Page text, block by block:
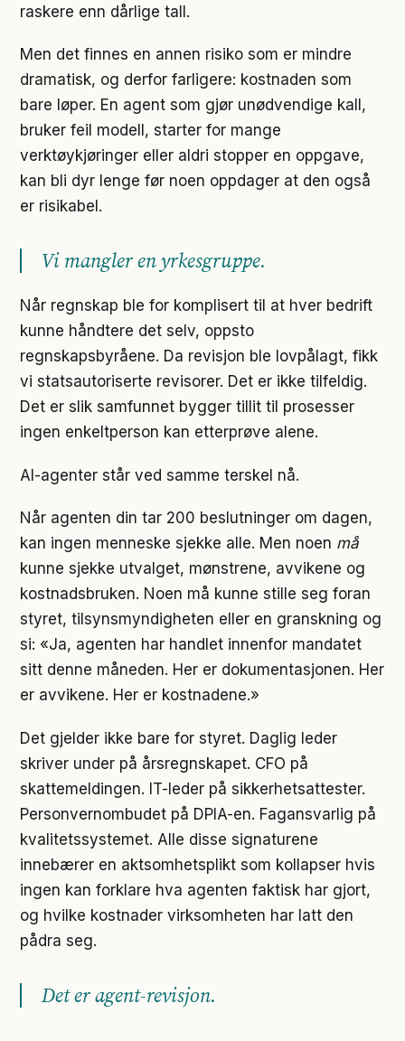
raskere enn dårlige tall.
Men det finnes en annen risiko som er mindre
dramatisk, og derfor farligere: kostnaden som
bare løper. En agent som gjør unødvendige kall,
bruker feil modell, starter for mange
verktøykjøringer eller aldri stopper en oppgave,
kan bli dyr lenge før noen oppdager at den også
er risikabel.
Vi mangler en yrkesgruppe.
Når regnskap ble for komplisert til at hver bedrift
kunne håndtere det selv, oppsto
regnskapsbyråene. Da revisjon ble lovpålagt, fikk
vi statsautoriserte revisorer. Det er ikke tilfeldig.
Det er slik samfunnet bygger tillit til prosesser
ingen enkeltperson kan etterprøve alene.
AI-agenter står ved samme terskel nå.
Når agenten din tar 200 beslutninger om dagen,
kan ingen menneske sjekke alle. Men noen må
kunne sjekke utvalget, mønstrene, avvikene og
kostnadsbruken. Noen må kunne stille seg foran
styret, tilsynsmyndigheten eller en granskning og
si: «Ja, agenten har handlet innenfor mandatet
sitt denne måneden. Her er dokumentasjonen. Her
er avvikene. Her er kostnadene.»
Det gjelder ikke bare for styret. Daglig leder
skriver under på årsregnskapet. CFO på
skattemeldingen. IT-leder på sikkerhetsattester.
Personvernombudet på DPIA-en. Fagansvarlig på
kvalitetssystemet. Alle disse signaturene
innebærer en aktsomhetsplikt som kollapser hvis
ingen kan forklare hva agenten faktisk har gjort,
og hvilke kostnader virksomheten har latt den
pådra seg.
Det er agent-revisjon.